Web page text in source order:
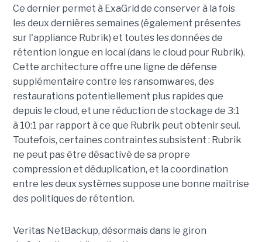
Ce dernier permet à ExaGrid de conserver à la fois
les deux dernières semaines (également présentes
sur l'appliance Rubrik) et toutes les données de
rétention longue en local (dans le cloud pour Rubrik).
Cette architecture offre une ligne de défense
supplémentaire contre les ransomwares, des
restaurations potentiellement plus rapides que
depuis le cloud, et une réduction de stockage de 3:1
à 10:1 par rapport à ce que Rubrik peut obtenir seul.
Toutefois, certaines contraintes subsistent : Rubrik
ne peut pas être désactivé de sa propre
compression et déduplication, et la coordination
entre les deux systèmes suppose une bonne maîtrise
des politiques de rétention.
Veritas NetBackup, désormais dans le giron